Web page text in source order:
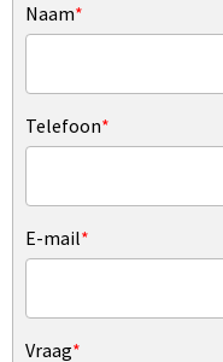
Naam*
Telefoon*
E-mail*
Vraag*